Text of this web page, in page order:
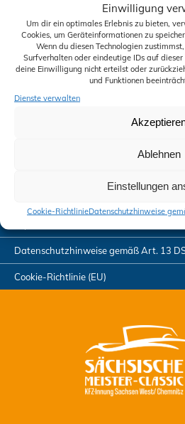
Einwilligung
Um dir ein optimales Erlebnis zu bieten,
Cookies, um Geräteinformationen zu
Wenn du diesen Technologien
Surfverhalten oder eindeutige IDs auf
deine Einwilligung nicht erteilst oder
und Funktionen
Dienste verwalten
Ablehnen
Einstellungen
Cookie-RichtlinieDatenschutzhinweise
Ort des Mitgliedsbetriebes
Telefon
Siegelbestellung
Datenschutzhinweise gemäß Art. 13
Cookie-Richtlinie (EU)